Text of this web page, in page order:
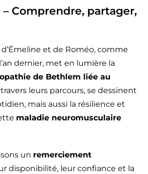
Comprendre, partager,
et de Roméo, comme
l’an dernier, met en lumière la
de Bethlem liée au
travers leurs parcours, se dessinent
mais aussi la résilience et
maladie neuromusculaire
un remerciement
disponibilité, leur confiance et la